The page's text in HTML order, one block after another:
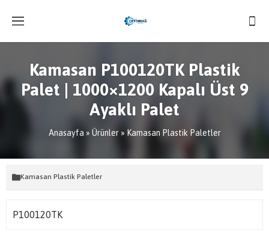
Kamasan P100120TK Plastik
Palet | 1000×1200 Kapalı Üst 9
Ayaklı Palet
Anasayfa » Ürünler» Kamasan Plastik Paletler
Kamasan Plastik Paletler
P100120TK